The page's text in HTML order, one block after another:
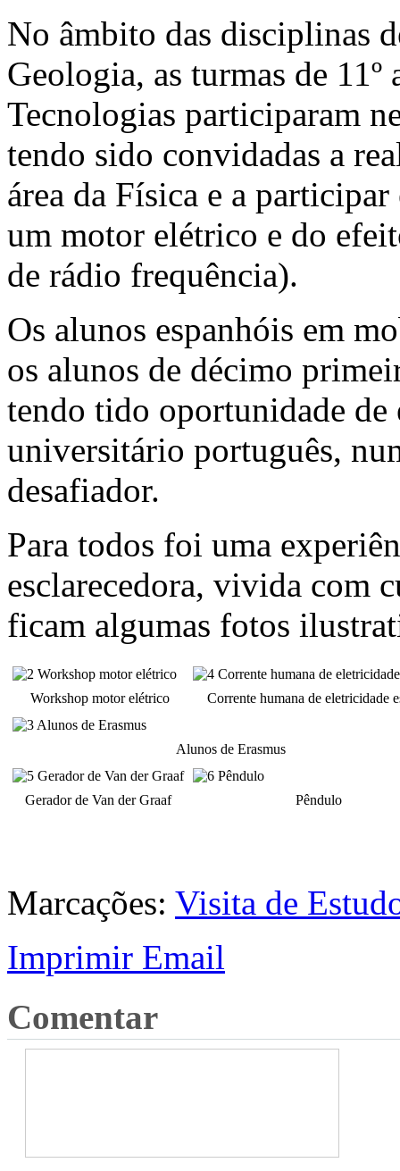
No âmbito das disciplinas
Geologia, as turmas de
Tecnologias participaram
tendo sido convidadas a
área da Física e a
um motor elétrico e do
de rádio frequência).
Os alunos espanhóis em
os alunos de décimo
tendo tido oportunidade de
universitário português,
desafiador.
Para todos foi uma
esclarecedora, vivida com
ficam algumas fotos
Workshop motor elétrico Corrente humana de eletricidade
Alunos de Erasmus
Gerador de Van der Graaf Pêndulo
Marcações: Visita de
Imprimir Email
Comentar